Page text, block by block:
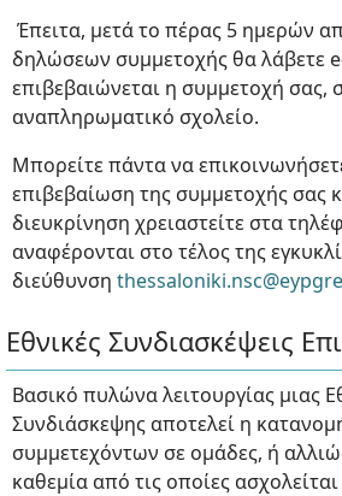
Έπειτα, μετά το πέρας 5 ημερών
δηλώσεων συμμετοχής θα λάβετε
επιβεβαιώνεται η συμμετοχή σας,
αναπληρωματικό σχολείο.
Μπορείτε πάντα να
επιβεβαίωση της συμμετοχής σας
διευκρίνηση χρειαστείτε στα
αναφέρονται στο τέλος της
διεύθυνση
Εθνικές Συνδιασκέψεις
Βασικό πυλώνα λειτουργίας μιας
Συνδιάσκεψης αποτελεί η
συμμετεχόντων σε ομάδες, ή
καθεμία από τις οποίες